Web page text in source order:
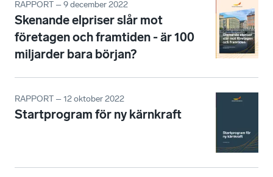
RAPPORT – 9 december 2022
Skenande elpriser slår mot
företagen och framtiden - är 100
miljarder bara början?
RAPPORT – 12 oktober 2022
Startprogram för ny kärnkraft